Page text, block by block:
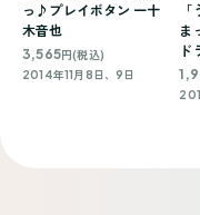
っ♪プレイボタン 一十
木音也
3,565円(税込)
2014年11月8日、9日
ま
ド